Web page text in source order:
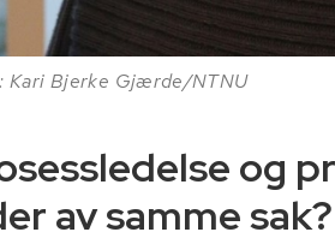
Kari Bjerke Gjærde/NTNU
og
av samme sak?